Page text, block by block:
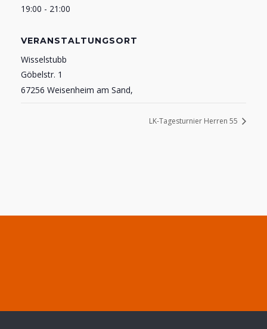
19:00 - 21:00
VERANSTALTUNGSORT
Wisselstubb
Göbelstr. 1
67256 Weisenheim am Sand,
LK-Tagesturnier Herren 55